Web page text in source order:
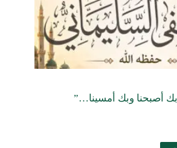
أصبحنا وبك أمسينا…”